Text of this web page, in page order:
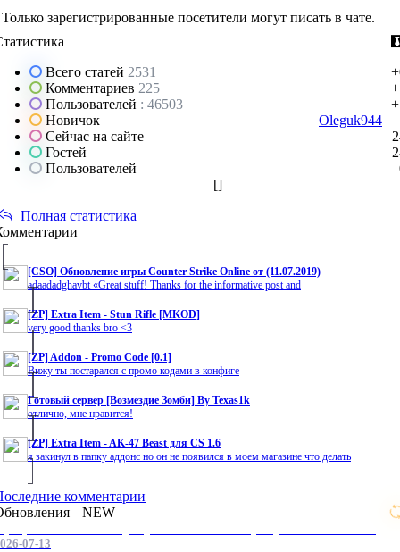
Только зарегистрированные посетители могут писать в чате.
Всего статей 2531
Комментариев 225
Пользователей : 46503
Новичок
Oleguk944
Сейчас на сайте
Гостей
Пользователей
[]
Полная статистика
[CSO] Обновление игры Counter Strike Online от (11.07.2019)
adaadadghavbt «Great stuff! Thanks for the informative post and
[ZP] Extra Item - Stun Rifle [MKOD]
very good thanks bro <3
[ZP] Addon - Promo Code [0.1]
Вижу ты постарался с промо кодами в конфиге
Готовый сервер [Возмездие Зомби] By Texas1k
отлично, мне нравится!
[ZP] Extra Item - AK-47 Beast для CS 1.6
я закинул в папку аддонс но он не появился в моем магазине что делать
комментарии
NEW
07-13